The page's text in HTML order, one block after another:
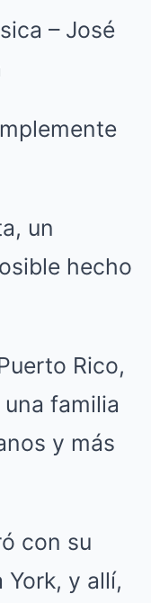
un
hecho
Rico,
familia
y más
con su
y allí,